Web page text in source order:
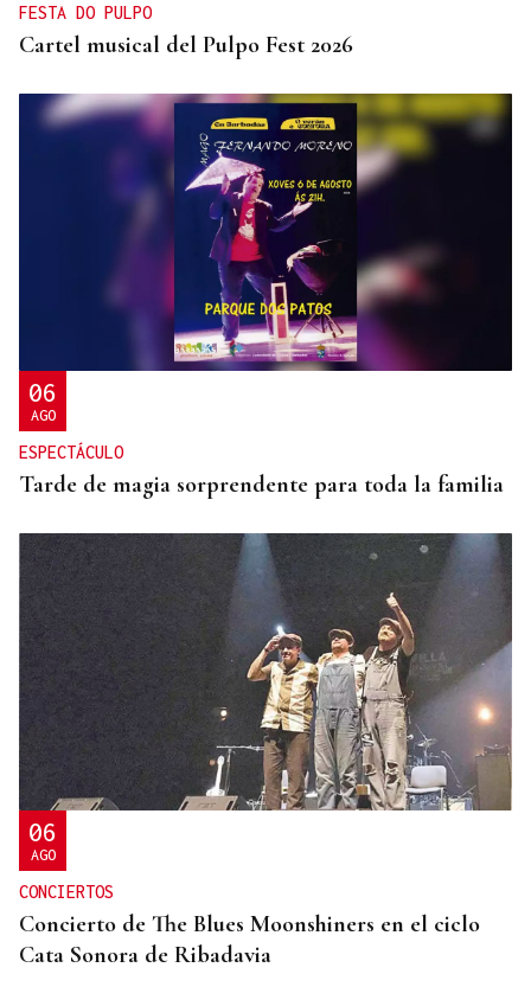
FESTA DO PULPO
Cartel musical del Pulpo Fest 2026
06
AGO
ESPECTÁCULO
Tarde de magia sorprendente para toda la familia
06
AGO
CONCIERTOS
Concierto de The Blues Moonshiners en el ciclo
Cata Sonora de Ribadavia